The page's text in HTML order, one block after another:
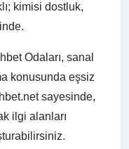
kimisi dostluk,
Odaları, sanal
konusunda eşsiz
sayesinde,
ilgi alanları